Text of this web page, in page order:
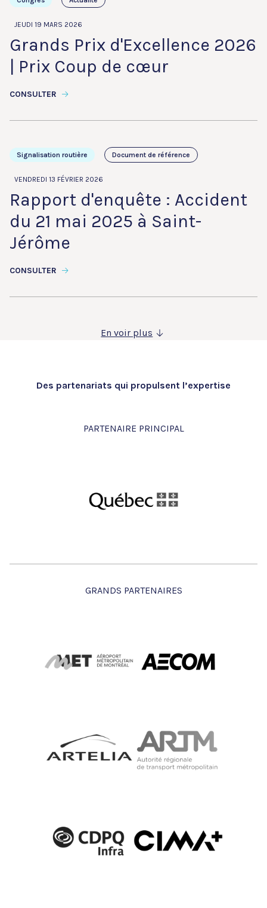
JEUDI 19 MARS 2026
Grands Prix d'Excellence 2026
| Prix Coup de cœur
CONSULTER
Signalisation routière Document de référence
VENDREDI 13 FÉVRIER 2026
Rapport d'enquête : Accident
du 21 mai 2025 à Saint-
Jérôme
CONSULTER
En voir plus
Des partenariats qui propulsent l’expertise
PARTENAIRE PRINCIPAL
GRANDS PARTENAIRES